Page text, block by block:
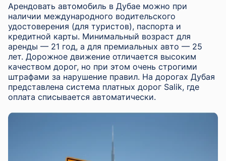
Арендовать автомобиль в Дубае можно при
наличии международного водительского
удостоверения (для туристов), паспорта и
кредитной карты. Минимальный возраст для
аренды — 21 год, а для премиальных авто — 25
лет. Дорожное движение отличается высоким
качеством дорог, но при этом очень строгими
штрафами за нарушение правил. На дорогах Дубая
представлена система платных дорог Salik, где
оплата списывается автоматически.